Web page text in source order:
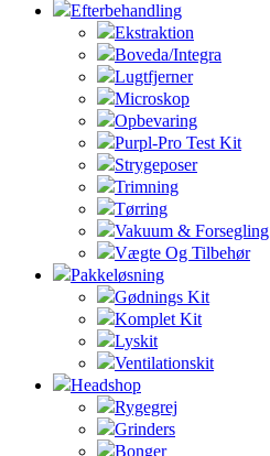
Efterbehandling
Ekstraktion
Boveda/Integra
Lugtfjerner
Microskop
Opbevaring
Purpl-Pro Test Kit
Strygeposer
Trimning
Tørring
Vakuum & Forsegling
Vægte Og Tilbehør
Pakkeløsning
Gødnings Kit
Komplet Kit
Lyskit
Ventilationskit
Headshop
Rygegrej
Grinders
Bonger